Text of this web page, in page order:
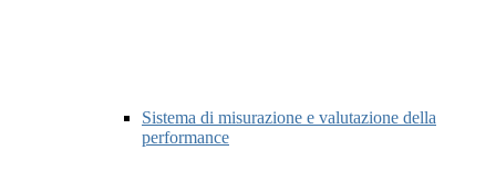
Sistema di misurazione e valutazione della
performance